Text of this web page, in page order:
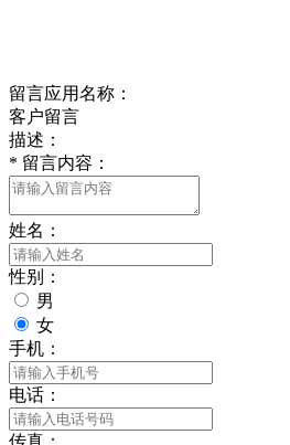
留言应用名称：
客户留言
描述：
* 留言内容：
姓名：
性别：
男
女
手机：
电话：